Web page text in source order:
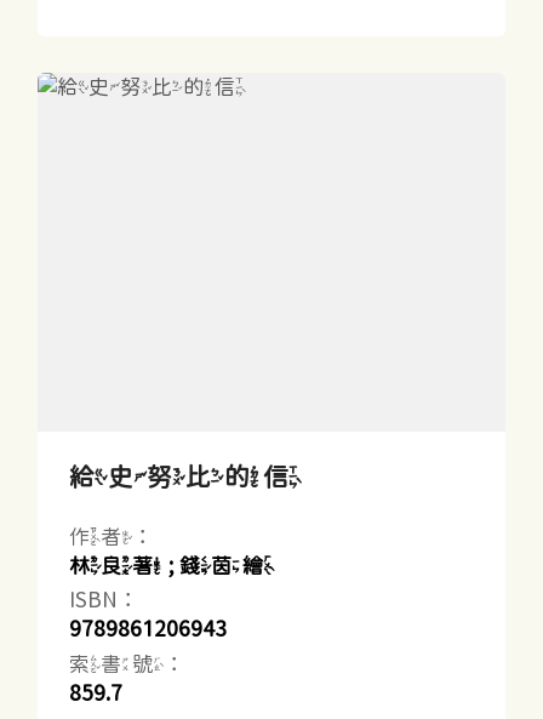
給史努比的信
作者：
林良著 ; 錢茵繪
ISBN：
9789861206943
索書號：
859.7